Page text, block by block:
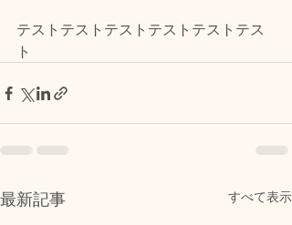
テストテストテストテストテストテス
ト
最新記事 すべて表示